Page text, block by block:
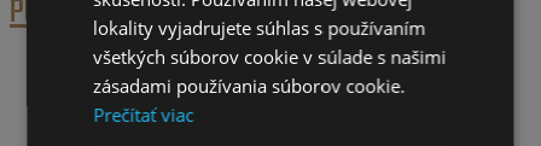
POPIS RECENZIE (0)
ZvončekKellys bang čierny
- materiál:plast a hliník
lokality vyjadrujete súhlas s používaním
všetkých súborov cookie v súlade s našimi
zásadami používania súborov cookie.
Prečítať viac